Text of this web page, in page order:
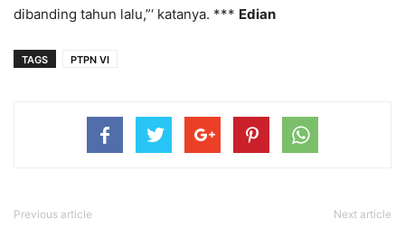
dibanding tahun lalu,”‘ katanya. *** Edian
TAGS PTPN VI
Previous article Next article